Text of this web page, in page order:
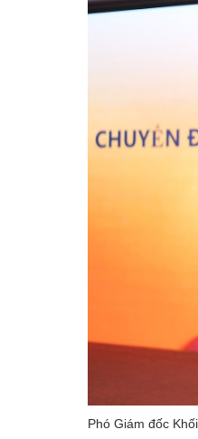
Phó Giám đốc